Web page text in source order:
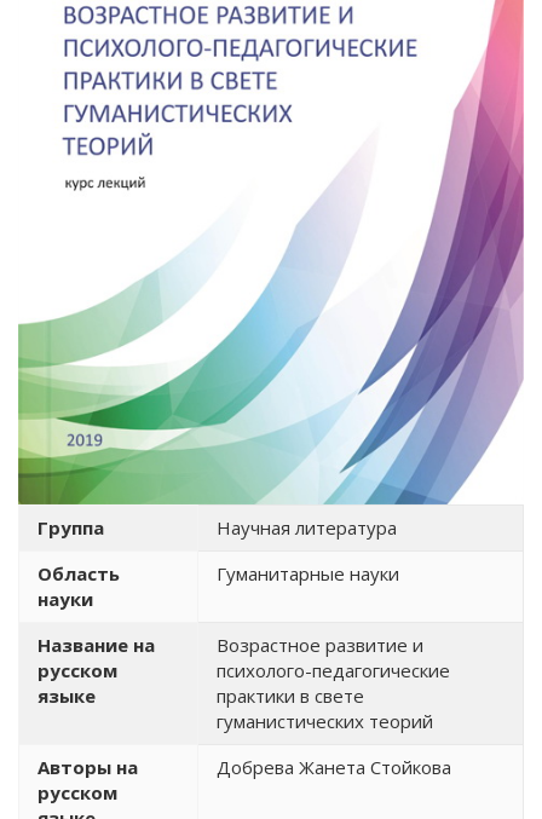
Группа
Научная литература
Область
науки
Гуманитарные науки
Название на
русском
языке
Возрастное развитие и
психолого-педагогические
практики в свете
гуманистических теорий
Авторы на
русском
Добрева Жанета Стойкова